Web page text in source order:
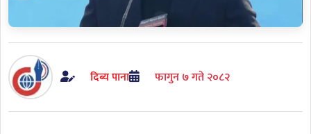
दिब्य पाना फागुन ७ गते २०८२